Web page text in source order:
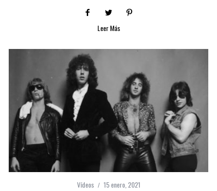
Leer Más
Vídeos 15 enero, 2021